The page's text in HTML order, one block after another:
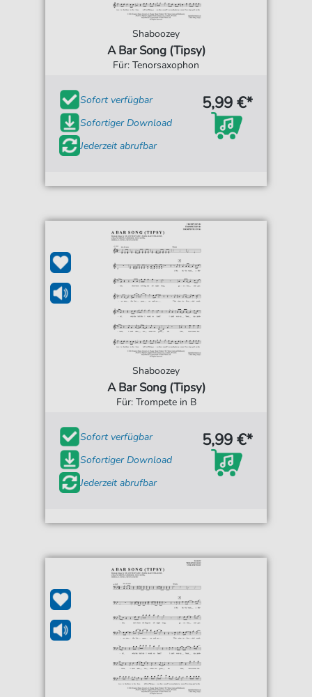
Shaboozey
A Bar Song (Tipsy)
Für: Tenorsaxophon
Sofort verfügbar
Sofortiger Download
Jederzeit abrufbar
5,99 €*
Shaboozey
A Bar Song (Tipsy)
Für: Trompete in B
Sofort verfügbar
Sofortiger Download
Jederzeit abrufbar
5,99 €*